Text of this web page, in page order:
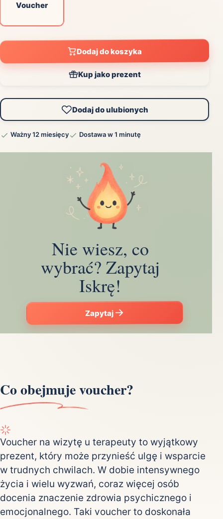
Voucher
Dodaj do koszyka
Kup jako prezent
Dodaj do ulubionych
Ważny 12 miesięcy Dostawa w 1 minutę
Nie wiesz, co
wybrać? Zapytaj
Iskrę!
Zapytaj
Co obejmuje voucher?
Voucher na wizytę u terapeuty to wyjątkowy
prezent, który może przynieść ulgę i wsparcie
w trudnych chwilach. W dobie intensywnego
życia i wielu wyzwań, coraz więcej osób
docenia znaczenie zdrowia psychicznego i
emocjonalnego. Taki voucher to doskonała